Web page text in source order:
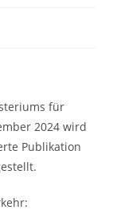
für
2024 wird
Publikation